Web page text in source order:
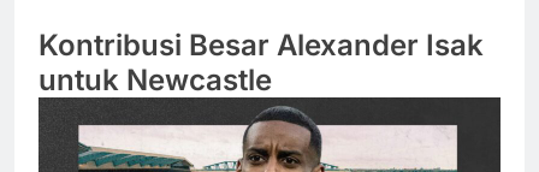
Kontribusi Besar Alexander Isak
untuk Newcastle